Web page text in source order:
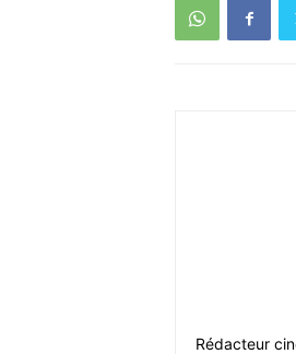
Rédacteur